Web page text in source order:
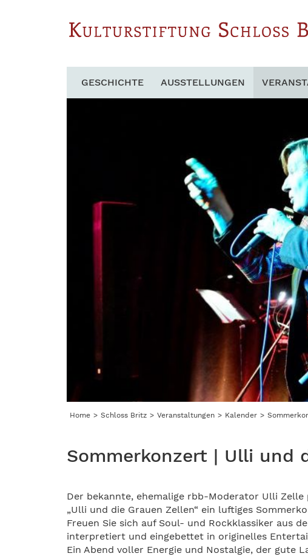
GESCHICHTE AUSSTELLUNGEN
Home Schloss Britz Veranstaltungen Kalender
Sommerkonzert | Ulli und
Der bekannte, ehemalige rbb-Moderator Ulli
„Ulli und die Grauen Zellen“ ein luftiges
Freuen Sie sich auf Soul- und Rockklassiker aus
interpretiert und eingebettet in originelles
Ein Abend voller Energie und Nostalgie, der gute